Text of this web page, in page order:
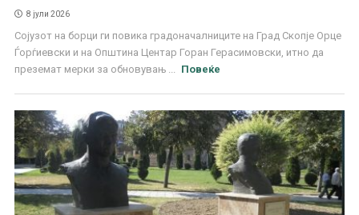
8 јули 2026
Сојузот на борци ги повика градоначалниците на Град Скопје Орце
Ѓорѓиевски и на Општина Центар Горан Герасимовски, итно да
преземат мерки за обновувањ ...
Повеќе